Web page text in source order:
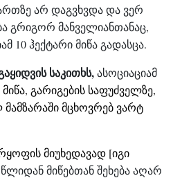
არ დაგვხვდა და ვერ
გრიგორ მანველიანთანაც,
10 ჰექტარი მიწა გადასცა.
საკითხს,ასოციაციამ
გარიგების საფუძველზე,
მცხოვრებ ვარტ
მიუხედავად [იგი
წლიდან მიწებთან შეხება აღარ